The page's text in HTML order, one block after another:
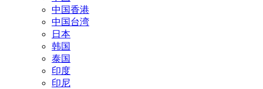
中国香港
中国台湾
日本
韩国
泰国
印度
印尼